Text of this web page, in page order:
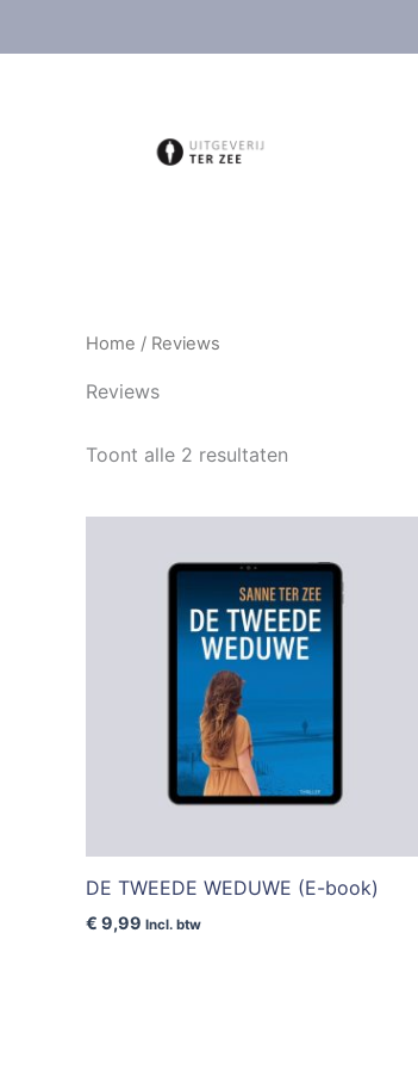
Home / Reviews
Reviews
Toont alle 2 resultaten
DE TWEEDE WEDUWE (E-book)
€ 9,99 Incl. btw